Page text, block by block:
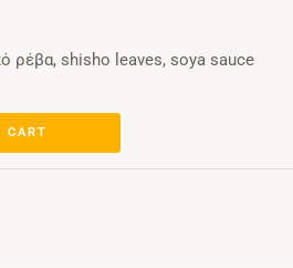
ρέβα, shisho leaves, soya sauce
CART